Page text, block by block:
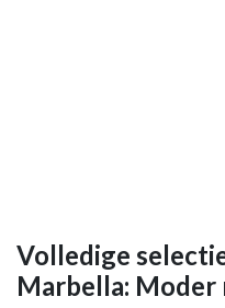
Volledige
Marbella: Moder